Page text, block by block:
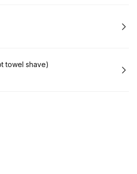
towel shave)